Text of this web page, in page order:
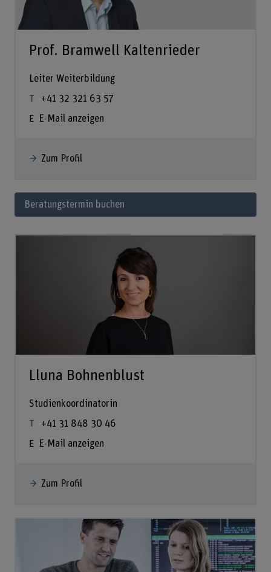
Prof. Bramwell Kaltenrieder
Leiter Weiterbildung
+41 32 321 63 57
E-Mail anzeigen
Zum Profil
Beratungstermin buchen
Lluna Bohnenblust
Studienkoordinatorin
+41 31 848 30 46
E-Mail anzeigen
Zum Profil